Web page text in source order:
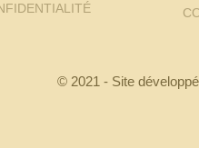
© 2021 - Site